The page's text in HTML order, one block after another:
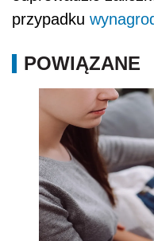
przypadku
POWIĄZANE